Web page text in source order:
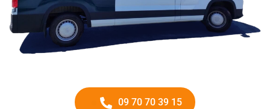
09 70 70 39 15